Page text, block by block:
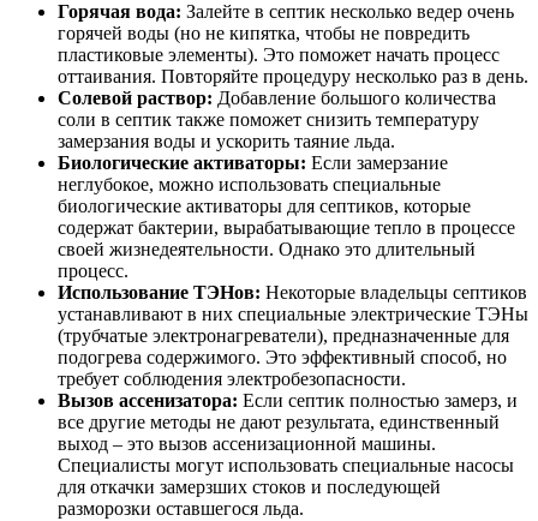
Горячая вода: Залейте в септик несколько ведер очень
горячей воды (но не кипятка, чтобы не повредить
пластиковые элементы). Это поможет начать процесс
оттаивания. Повторяйте процедуру несколько раз в день.
Солевой раствор: Добавление большого количества
соли в септик также поможет снизить температуру
замерзания воды и ускорить таяние льда.
Биологические активаторы: Если замерзание
неглубокое, можно использовать специальные
биологические активаторы для септиков, которые
содержат бактерии, вырабатывающие тепло в процессе
своей жизнедеятельности. Однако это длительный
процесс.
Использование ТЭНов: Некоторые владельцы септиков
устанавливают в них специальные электрические ТЭНы
(трубчатые электронагреватели), предназначенные для
подогрева содержимого. Это эффективный способ, но
требует соблюдения электробезопасности.
Вызов ассенизатора: Если септик полностью замерз, и
все другие методы не дают результата, единственный
выход – это вызов ассенизационной машины.
Специалисты могут использовать специальные насосы
для откачки замерзших стоков и последующей
разморозки оставшегося льда.